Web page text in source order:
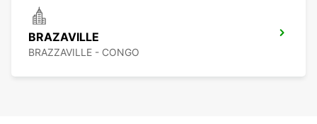
BRAZAVILLE
BRAZZAVILLE - CONGO